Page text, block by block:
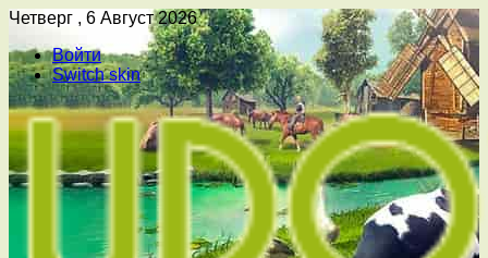
Четверг , 6 Август 2026
Войти
Switch skin